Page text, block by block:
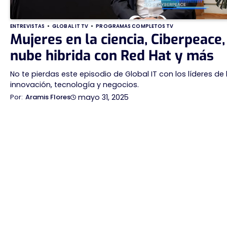
ENTREVISTAS GLOBAL IT TV PROGRAMAS COMPLETOS TV
Mujeres en la ciencia, Ciberpeace,
nube hibrida con Red Hat y más
No te pierdas este episodio de Global IT con los líderes de
innovación, tecnología y negocios.
Aramis Flores mayo 31, 2025